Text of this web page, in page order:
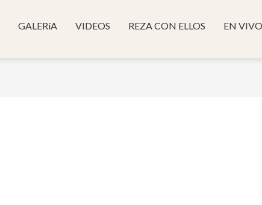
GALERíA VIDEOS REZA CON ELLOS EN VIVO